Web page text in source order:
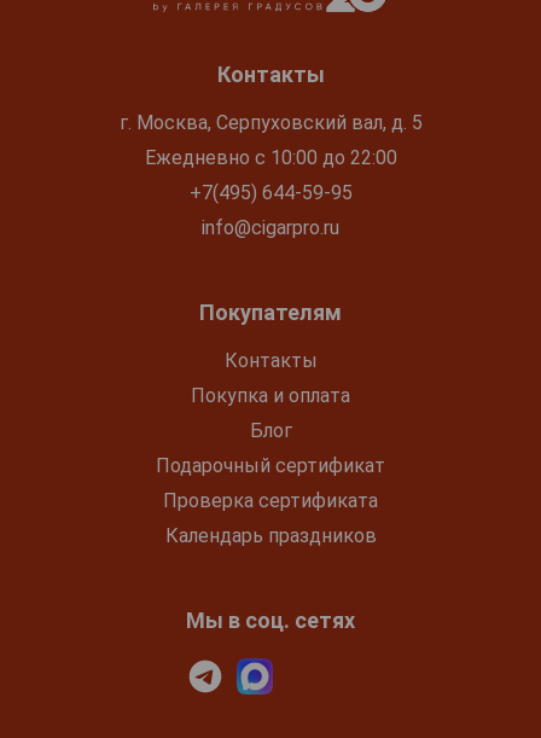
Контакты
г. Москва, Серпуховский вал, д. 5
Ежедневно с 10:00 до 22:00
+7(495) 644-59-95
info@cigarpro.ru
Покупателям
Контакты
Покупка и оплата
Блог
Подарочный сертификат
Проверка сертификата
Календарь праздников
Мы в соц. сетях